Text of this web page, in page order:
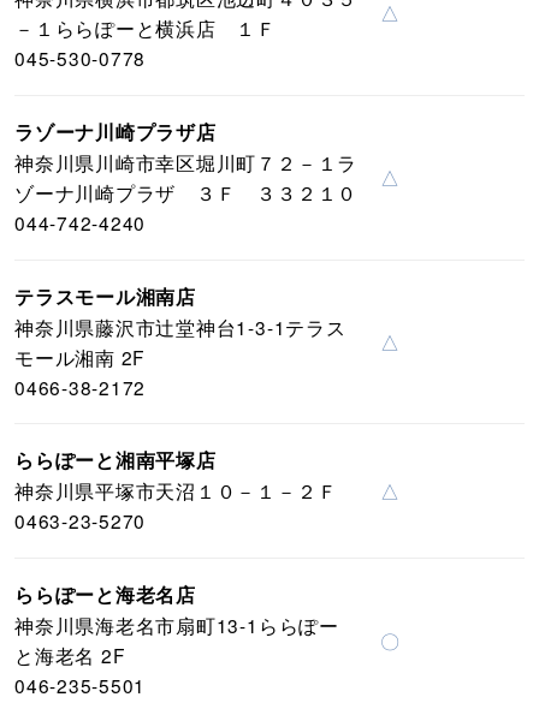
－１ららぽーと横浜店 １Ｆ
045-530-0778
△
ラゾーナ川崎プラザ店
神奈川県川崎市幸区堀川町７２－１ラ
ゾーナ川崎プラザ ３Ｆ ３３２１０
044-742-4240
△
テラスモール湘南店
神奈川県藤沢市辻堂神台1-3-1テラス
モール湘南 2F
0466-38-2172
△
ららぽーと湘南平塚店
神奈川県平塚市天沼１０－１－２Ｆ
0463-23-5270
△
ららぽーと海老名店
神奈川県海老名市扇町13-1ららぽー
と海老名 2F
046-235-5501
〇